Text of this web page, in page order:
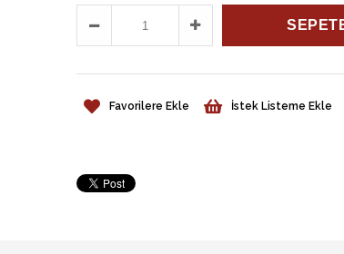
Favorilere Ekle İstek Listeme Ekle